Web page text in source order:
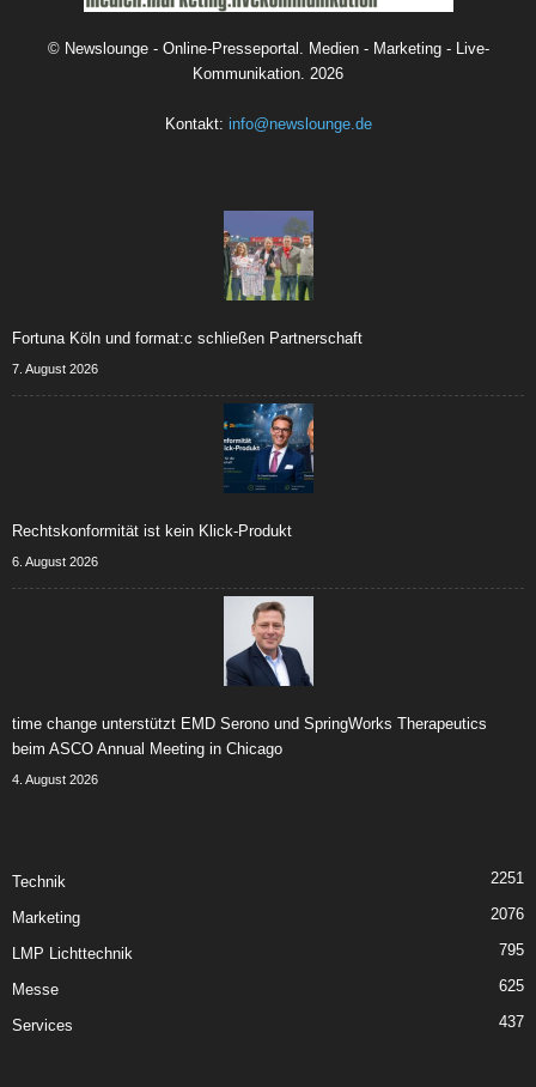
© Newslounge - Online-Presseportal. Medien - Marketing - Live-
Kommunikation. 2026
Kontakt: info@newslounge.de
Fortuna Köln und format:c schließen Partnerschaft
7. August 2026
Rechtskonformität ist kein Klick-Produkt
6. August 2026
time change unterstützt EMD Serono und SpringWorks Therapeutics
beim ASCO Annual Meeting in Chicago
4. August 2026
Technik 2251
Marketing 2076
LMP Lichttechnik 795
Messe 625
Services 437